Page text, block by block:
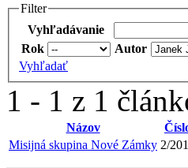
Filter
Vyhľadávanie
Rok
Autor
Vyhľadať
1 - 1 z 1
Názov
Misijná skupina Nové Zámky 2/